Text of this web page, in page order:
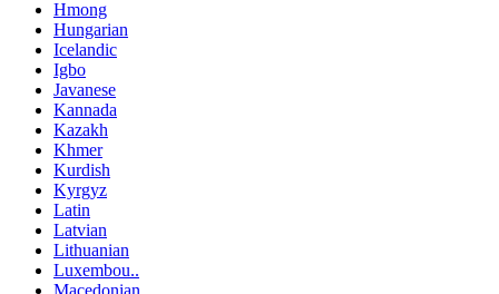
Hmong
Hungarian
Icelandic
Igbo
Javanese
Kannada
Kazakh
Khmer
Kurdish
Kyrgyz
Latin
Latvian
Lithuanian
Luxembou..